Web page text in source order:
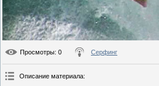
Просмотры: 0 Серфинг
Описание материала: